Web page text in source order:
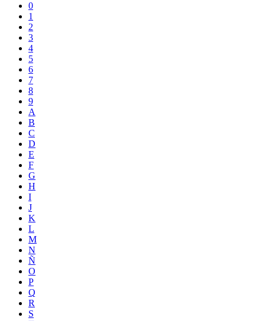
0
1
2
3
4
5
6
7
8
9
A
B
C
D
E
F
G
H
I
J
K
L
M
N
Ñ
O
P
Q
R
S